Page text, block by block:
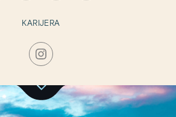
PRAVILA O PRIVATNOSTI